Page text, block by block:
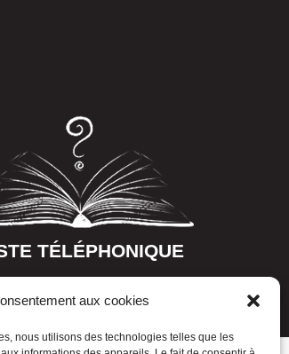
aux cookies
nous utilisons des technologies telles que les
TÉLÉPHONIQUE